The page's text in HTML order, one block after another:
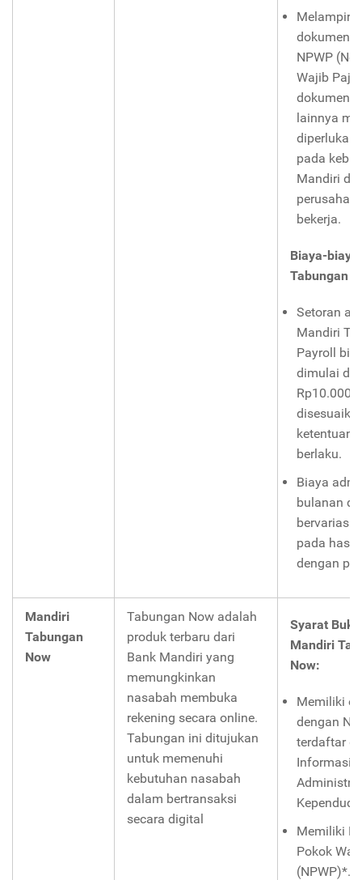
dokumen
NPWP
Wajib
dokumen
lainnya
pada
Mandiri
bekerja.
Biaya-
Tabungan
Setoran
Mandiri
Payroll
dimulai
Rp10.000,-
ketentuan
berlaku.
Biaya
bulanan
bervariasi
pada hasil
dengan
Mandiri
Tabungan
Now
Tabungan Now adalah
produk terbaru dari
Bank Mandiri yang
memungkinkan
nasabah membuka
rekening secara online.
Tabungan ini ditujukan
untuk memenuhi
kebutuhan nasabah
dalam bertransaksi
secara digital
Syarat
Mandiri
Now:
Memiliki e-
dengan
terdaftar
Informasi
Memiliki
Pokok
(NPWP)*.